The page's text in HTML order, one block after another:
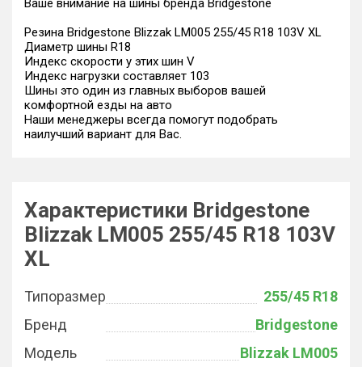
Ваше внимание на шины бренда Bridgestone
Резина Bridgestone Blizzak LM005 255/45 R18 103V XL
Диаметр шины R18
Индекс скорости у этих шин V
Индекс нагрузки составляет 103
Шины это один из главных выборов вашей
комфортной езды на авто
Наши менеджеры всегда помогут подобрать
наилучший вариант для Вас.
Характеристики Bridgestone
Blizzak LM005 255/45 R18 103V
XL
Типоразмер
255/45 R18
Бренд
Bridgestone
Модель
Blizzak LM005